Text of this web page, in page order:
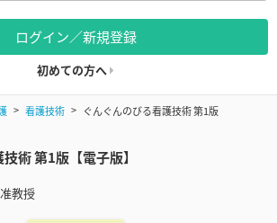
ログイン／新規登録
初めての方へ
看護技術 ぐんぐんのびる看護技術 第1版
術 第1版【電子版】
教授